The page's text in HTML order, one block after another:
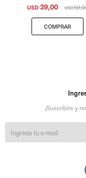
USD39,00 USD
¡Suscribite y